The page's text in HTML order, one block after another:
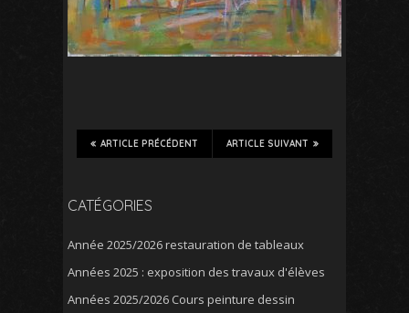
ARTICLE SUIVANT
ARTICLE PRÉCÉDENT
CATÉGORIES
Année 2025/2026 restauration de tableaux
Années 2025 : exposition des travaux d'élèves
Années 2025/2026 Cours peinture dessin